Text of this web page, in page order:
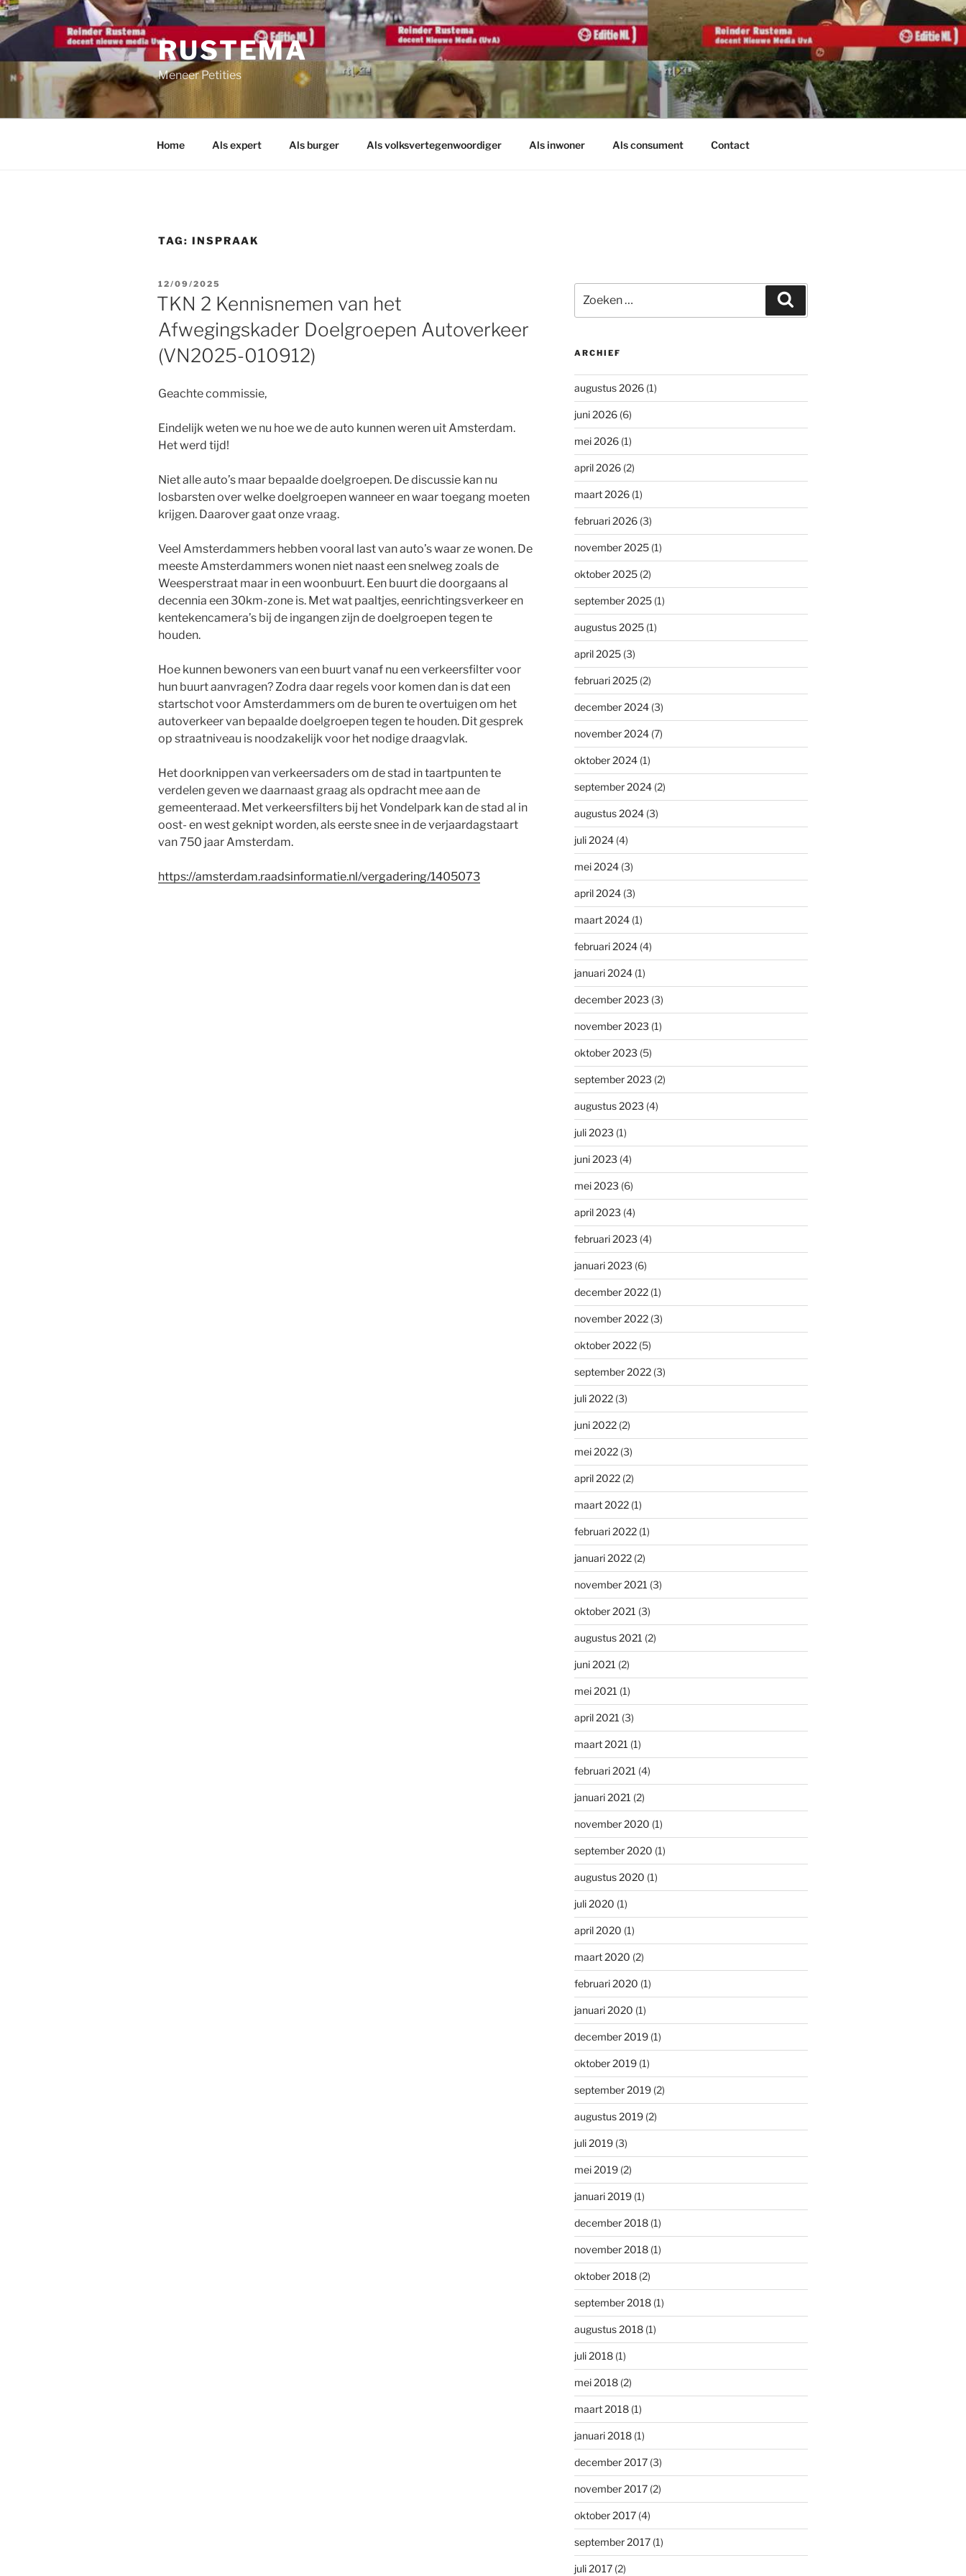
Ga
naar
de
inhoud
RUSTEMA
Meneer Petities
Home Als expert Als burger Als volksvertegenwoordiger Als inwoner Als consument Contact
TAG: INSPRAAK
GEPLAATST
OP
12/09/2025
TKN 2 Kennisnemen van het
Afwegingskader Doelgroepen Autoverkeer
(VN2025-010912)
Geachte commissie,
Eindelijk weten we nu hoe we de auto kunnen weren uit Amsterdam.
Het werd tijd!
Niet alle auto’s maar bepaalde doelgroepen. De discussie kan nu
losbarsten over welke doelgroepen wanneer en waar toegang moeten
krijgen. Daarover gaat onze vraag.
Veel Amsterdammers hebben vooral last van auto’s waar ze wonen. De
meeste Amsterdammers wonen niet naast een snelweg zoals de
Weesperstraat maar in een woonbuurt. Een buurt die doorgaans al
decennia een 30km-zone is. Met wat paaltjes, eenrichtingsverkeer en
kentekencamera’s bij de ingangen zijn de doelgroepen tegen te
houden.
Hoe kunnen bewoners van een buurt vanaf nu een verkeersfilter voor
hun buurt aanvragen? Zodra daar regels voor komen dan is dat een
startschot voor Amsterdammers om de buren te overtuigen om het
autoverkeer van bepaalde doelgroepen tegen te houden. Dit gesprek
op straatniveau is noodzakelijk voor het nodige draagvlak.
Het doorknippen van verkeersaders om de stad in taartpunten te
verdelen geven we daarnaast graag als opdracht mee aan de
gemeenteraad. Met verkeersfilters bij het Vondelpark kan de stad al in
oost- en west geknipt worden, als eerste snee in de verjaardagstaart
van 750 jaar Amsterdam.
https://amsterdam.raadsinformatie.nl/vergadering/1405073
naar:
ARCHIEF
augustus 2026(1)
juni 2026(6)
mei 2026(1)
april 2026(2)
maart 2026(1)
februari 2026(3)
november 2025(1)
oktober 2025(2)
september 2025(1)
augustus 2025(1)
april 2025(3)
februari 2025(2)
december 2024(3)
november 2024(7)
oktober 2024(1)
september 2024(2)
augustus 2024(3)
juli 2024(4)
mei 2024(3)
april 2024(3)
maart 2024(1)
februari 2024(4)
januari 2024(1)
december 2023 (3)
november 2023 (1)
oktober 2023 (5)
september 2023 (2)
augustus 2023 (4)
juli 2023 (1)
juni 2023 (4)
mei 2023 (6)
april 2023 (4)
februari 2023 (4)
januari 2023 (6)
december 2022(1)
november 2022(3)
oktober 2022(5)
september 2022(3)
juli 2022(3)
juni 2022(2)
mei 2022(3)
april 2022(2)
maart 2022(1)
februari 2022(1)
januari 2022(2)
november 2021 (3)
oktober 2021 (3)
augustus 2021 (2)
juni 2021 (2)
mei 2021 (1)
april 2021 (3)
maart 2021 (1)
februari 2021 (4)
januari 2021 (2)
november 2020 (1)
september 2020 (1)
augustus 2020 (1)
juli 2020 (1)
april 2020 (1)
maart 2020 (2)
februari 2020 (1)
januari 2020 (1)
december 2019(1)
oktober 2019(1)
september 2019(2)
augustus 2019(2)
juli 2019(3)
mei 2019(2)
januari 2019(1)
december 2018(1)
november 2018(1)
oktober 2018(2)
september 2018(1)
augustus 2018(1)
juli 2018(1)
mei 2018(2)
maart 2018(1)
januari 2018(1)
december 2017(3)
november 2017(2)
oktober 2017(4)
september 2017(1)
juli 2017(2)